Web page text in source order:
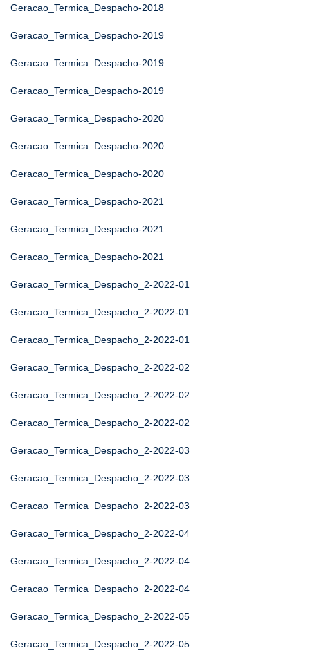
Geracao_Termica_Despacho-2018
Geracao_Termica_Despacho-2019
Geracao_Termica_Despacho-2019
Geracao_Termica_Despacho-2019
Geracao_Termica_Despacho-2020
Geracao_Termica_Despacho-2020
Geracao_Termica_Despacho-2020
Geracao_Termica_Despacho-2021
Geracao_Termica_Despacho-2021
Geracao_Termica_Despacho-2021
Geracao_Termica_Despacho_2-2022-01
Geracao_Termica_Despacho_2-2022-01
Geracao_Termica_Despacho_2-2022-01
Geracao_Termica_Despacho_2-2022-02
Geracao_Termica_Despacho_2-2022-02
Geracao_Termica_Despacho_2-2022-02
Geracao_Termica_Despacho_2-2022-03
Geracao_Termica_Despacho_2-2022-03
Geracao_Termica_Despacho_2-2022-03
Geracao_Termica_Despacho_2-2022-04
Geracao_Termica_Despacho_2-2022-04
Geracao_Termica_Despacho_2-2022-04
Geracao_Termica_Despacho_2-2022-05
Geracao_Termica_Despacho_2-2022-05